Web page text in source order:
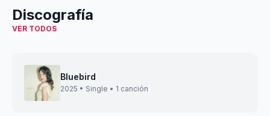
Discografía
VER TODOS
Bluebird
2025 • Single • 1 canción